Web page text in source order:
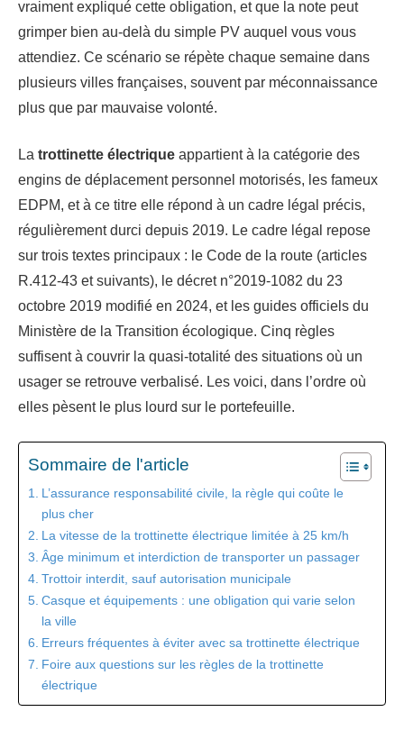
vraiment expliqué cette obligation, et que la note peut
grimper bien au-delà du simple PV auquel vous vous
attendiez. Ce scénario se répète chaque semaine dans
plusieurs villes françaises, souvent par méconnaissance
plus que par mauvaise volonté.
La trottinette électrique appartient à la catégorie des
engins de déplacement personnel motorisés, les fameux
EDPM, et à ce titre elle répond à un cadre légal précis,
régulièrement durci depuis 2019. Le cadre légal repose
sur trois textes principaux : le Code de la route (articles
R.412-43 et suivants), le décret n°2019-1082 du 23
octobre 2019 modifié en 2024, et les guides officiels du
Ministère de la Transition écologique. Cinq règles
suffisent à couvrir la quasi-totalité des situations où un
usager se retrouve verbalisé. Les voici, dans l’ordre où
elles pèsent le plus lourd sur le portefeuille.
Sommaire de l'article
L’assurance responsabilité civile, la règle qui coûte le
plus cher
La vitesse de la trottinette électrique limitée à 25 km/h
Âge minimum et interdiction de transporter un passager
Trottoir interdit, sauf autorisation municipale
Casque et équipements : une obligation qui varie selon
la ville
Erreurs fréquentes à éviter avec sa trottinette électrique
Foire aux questions sur les règles de la trottinette
électrique